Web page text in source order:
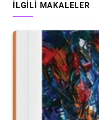
İLGILI MAKALELER